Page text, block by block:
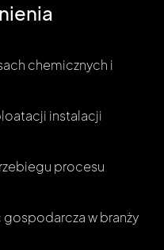
chemicznych i
instalacji
procesu
gospodarcza w branży